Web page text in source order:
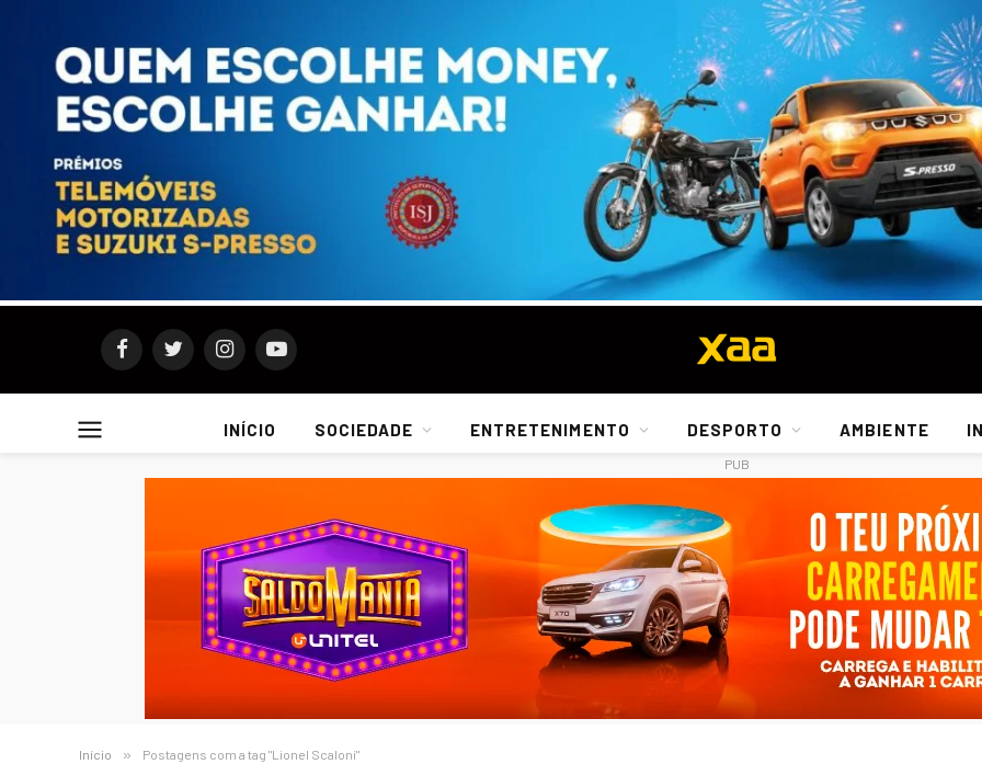
FacebookTwitterInstagramYouTube
INÍCIO SOCIEDADE ENTRETENIMENTO DESPORTO AMBIENTE
PUB
Início » Postagens com a tag "Lionel Scaloni"